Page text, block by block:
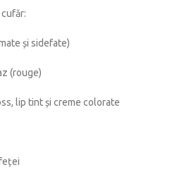
și sidefate)
(rouge)
lip tint și creme colorate